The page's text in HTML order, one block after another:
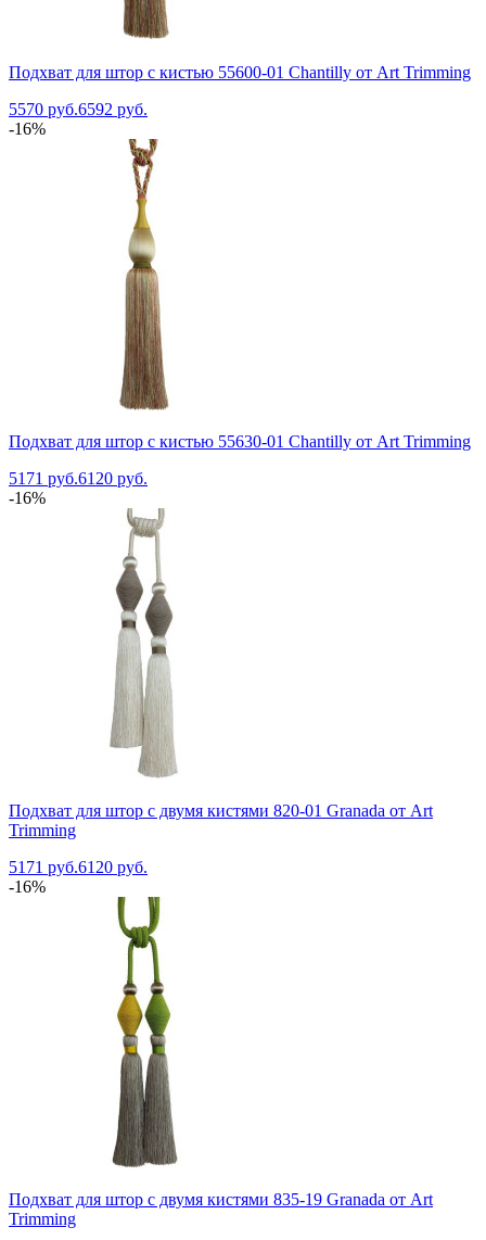
Подхват для штор с кистью 55600-01 Chantilly от Art Trimming
5570 руб.6592 руб.
-16%
Подхват для штор с кистью 55630-01 Chantilly от Art Trimming
5171 руб.6120 руб.
-16%
Подхват для штор с двумя кистями 820-01 Granada от Art
Trimming
5171 руб.6120 руб.
-16%
Подхват для штор с двумя кистями 835-19 Granada от Art
Trimming